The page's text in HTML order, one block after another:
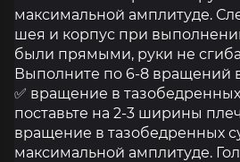
максимальной амплитуде.
шея и корпус при
были прямыми, руки не
Выполните по 6-8 вращений
✅ вращение в тазобедренных
поставьте на 2-3 ширины
вращение в тазобедренных
максимальной амплитуде.